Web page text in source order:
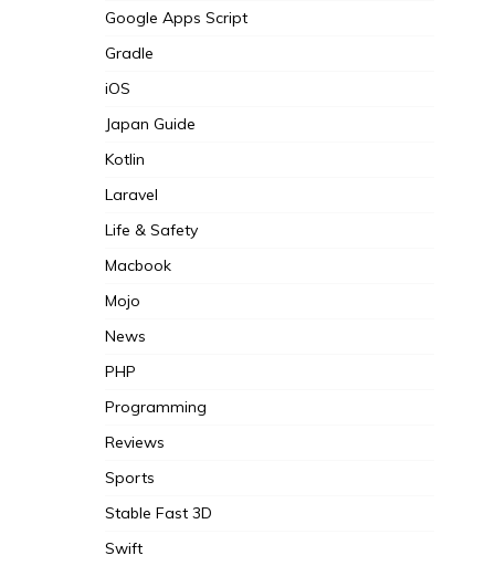
Google Apps Script
Gradle
iOS
Japan Guide
Kotlin
Laravel
Life & Safety
Macbook
Mojo
News
PHP
Programming
Reviews
Sports
Stable Fast 3D
Swift